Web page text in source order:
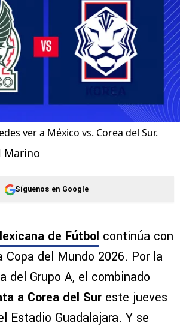
ver a México vs. Corea del Sur.
Marino
Síguenos en Google
de Fútbol continúa con
Copa del Mundo 2026. Por la
del Grupo A, el combinado
a Corea del Sur este jueves
Estadio Guadalajara. Y se